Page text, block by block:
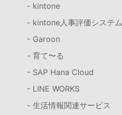
- kintone
- kintone人事評価システム
- Garoon
- 育て〜る
- SAP Hana Cloud
- LINE WORKS
- 生活情報関連サービス